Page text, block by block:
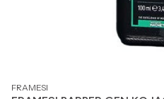
PRODUCENT
FRAMESI